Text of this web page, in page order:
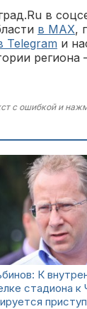
в
в MAX,
Telegram и
региона
с ошибкой и
К
стадиона к